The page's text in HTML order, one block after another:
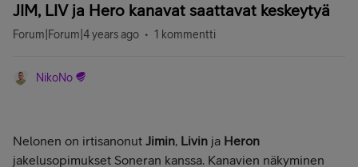
JIM, LIV ja Hero kanavat saattavat keskeytyä
Forum|Forum|4 years ago 1 kommentti
NikoNo
Nelonen on irtisanonut Jimin, Livin ja Heron
jakelusopimukset Soneran kanssa. Kanavien näkyminen